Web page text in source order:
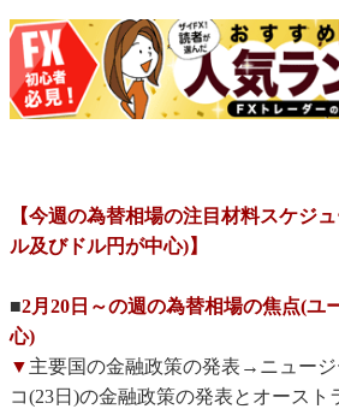
【今週の為替相場の注目材料スケジ
ル及びドル円が中心)】
■2月20日～の週の為替相場の焦点(ユ
心)
▼ 主要国の金融政策の発表→ニュー
コ(23日)の金融政策の発表とオースト